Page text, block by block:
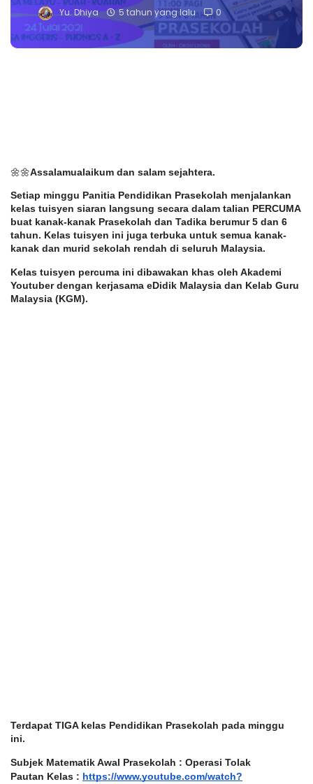
Yu. Dhiya 5 tahun yang lalu 0
🌼🌼Assalamualaikum dan salam sejahtera.
Setiap minggu Panitia Pendidikan Prasekolah menjalankan
kelas tuisyen siaran langsung secara dalam talian PERCUMA
buat kanak-kanak Prasekolah dan Tadika berumur 5 dan 6
tahun. Kelas tuisyen ini juga terbuka untuk semua kanak-
kanak dan murid sekolah rendah di seluruh Malaysia.
Kelas tuisyen percuma ini dibawakan khas oleh Akademi
Youtuber dengan kerjasama eDidik Malaysia dan Kelab Guru
Malaysia (KGM).
Terdapat TIGA kelas Pendidikan Prasekolah pada minggu
ini.
Subjek Matematik Awal Prasekolah : Operasi Tolak
Pautan Kelas : https://www.youtube.com/watch?